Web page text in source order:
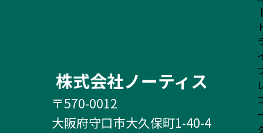
株式会社ノーティス
〒570-0012
大阪府守口市大久保町1-40-4